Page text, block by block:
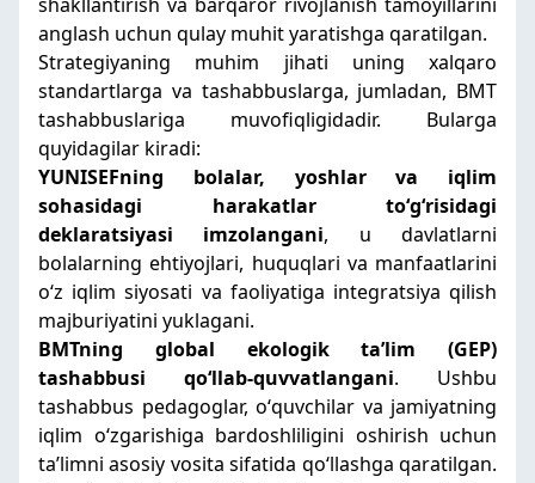
anglash uchun qulay muhit yaratishga qaratilgan.
Strategiyaning muhim jihati uning xalqaro
standartlarga va tashabbuslarga, jumladan, BMT
tashabbuslariga muvofiqligidadir. Bularga
quyidagilar kiradi:
YUNISEFning bolalar, yoshlar va iqlim
sohasidagi harakatlar toʻgʻrisidagi
deklaratsiyasi imzolangani, u davlatlarni
bolalarning ehtiyojlari, huquqlari va manfaatlarini
oʻz iqlim siyosati va faoliyatiga integratsiya qilish
majburiyatini yuklagani.
BMTning global ekologik taʼlim (GEP)
tashabbusi qoʻllab-quvvatlangani. Ushbu
tashabbus pedagoglar, oʻquvchilar va jamiyatning
iqlim oʻzgarishiga bardoshliligini oshirish uchun
taʼlimni asosiy vosita sifatida qoʻllashga qaratilgan.